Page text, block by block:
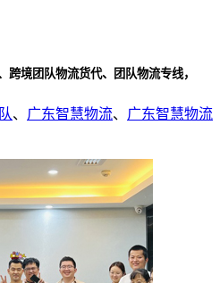
境团队物流货代、团队物流专线，
、 广东智慧物流、 广东智慧物流